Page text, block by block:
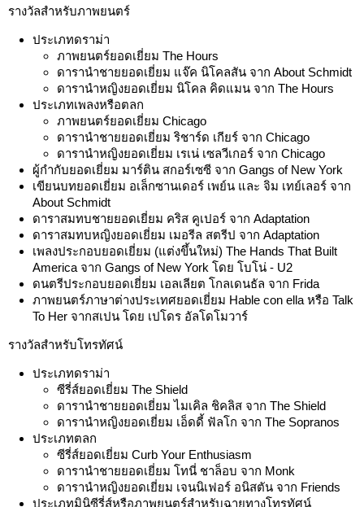
รางวัลสำหรับภาพยนตร์
ประเภทดราม่า
ภาพยนตร์ยอดเยี่ยม The Hours
ดารานำชายยอดเยี่ยม แจ๊ค นิโคลสัน จาก About Schmidt
ดารานำหญิงยอดเยี่ยม นิโคล คิดแมน จาก The Hours
ประเภทเพลงหรือตลก
ภาพยนตร์ยอดเยี่ยม Chicago
ดารานำชายยอดเยี่ยม ริชาร์ด เกียร์ จาก Chicago
ดารานำหญิงยอดเยี่ยม เรเน่ เซลวีเกอร์ จาก Chicago
ผู้กำกับยอดเยี่ยม มาร์ติน สกอร์เซซี จาก Gangs of New York
เขียนบทยอดเยี่ยม อเล็กซานเดอร์ เพย์น และ จิม เทย์เลอร์ จาก
About Schmidt
ดาราสมทบชายยอดเยี่ยม คริส คูเปอร์ จาก Adaptation
ดาราสมทบหญิงยอดเยี่ยม เมอรีล สตรีป จาก Adaptation
เพลงประกอบยอดเยี่ยม (แต่งขึ้นใหม่) The Hands That Built
America จาก Gangs of New York โดย โบโน่ - U2
ดนตรีประกอบยอดเยี่ยม เอลเลียต โกลเดนธัล จาก Frida
ภาพยนตร์ภาษาต่างประเทศยอดเยี่ยม Hable con ella หรือ Talk
To Her จากสเปน โดย เปโดร อัลโดโมวาร์
รางวัลสำหรับโทรทัศน์
ประเภทดราม่า
ซีรี่ส์ยอดเยี่ยม The Shield
ดารานำชายยอดเยี่ยม ไมเคิล ชิคลิส จาก The Shield
ดารานำหญิงยอดเยี่ยม เอ็ดดี้ ฟัลโก จาก The Sopranos
ประเภทตลก
ซีรี่ส์ยอดเยี่ยม Curb Your Enthusiasm
ดารานำชายยอดเยี่ยม โทนี่ ชาล็อบ จาก Monk
ดารานำหญิงยอดเยี่ยม เจนนิเฟอร์ อนิสตัน จาก Friends
ประเภทมินิซีรี่ส์หรือภาพยนตร์สำหรับฉายทางโทรทัศน์